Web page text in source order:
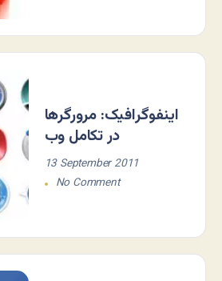
اینفوگرافیک: مرورگرها
در تکامل وب
13 September 2011
No Comment